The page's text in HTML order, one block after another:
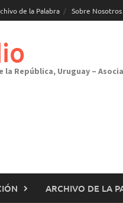
de la Palabra Sobre Nosotros
la República, Uruguay –
ARCHIVO DE LA